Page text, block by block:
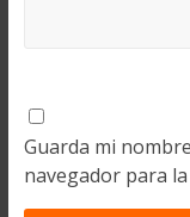
Guarda mi
navegador para